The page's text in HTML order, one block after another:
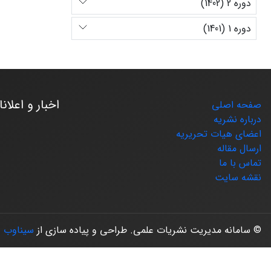
دوره 2 (1402)
دوره 1 (1401)
صفحه اصلی
درباره نشریه
اعضای هیات تحریریه
ارسال مقاله
تماس با ما
نقشه سایت
اخبار و
© سامانه مدیریت نشریات علمی. طراحی و پیاده سازی از سیناوب